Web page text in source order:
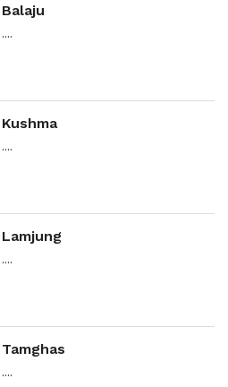
Balaju
....
Kushma
....
Lamjung
....
Tamghas
....